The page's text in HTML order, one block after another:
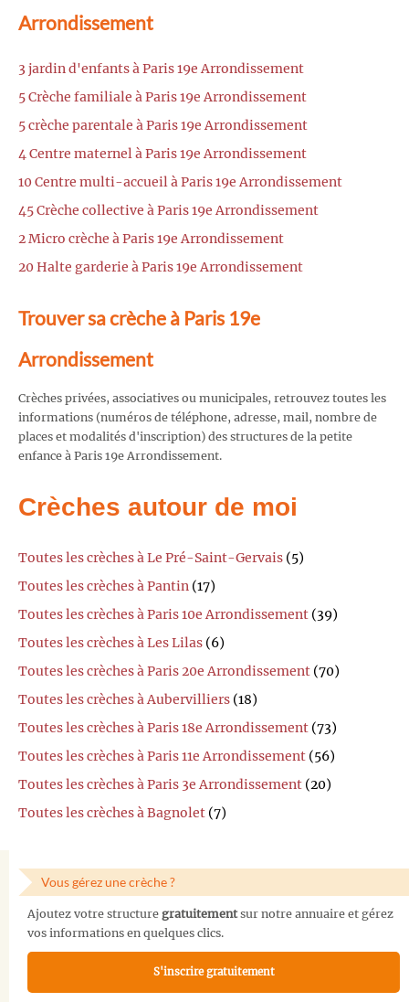
Arrondissement
3 jardin d'enfants à Paris 19e Arrondissement
5 Crèche familiale à Paris 19e Arrondissement
5 crèche parentale à Paris 19e Arrondissement
4 Centre maternel à Paris 19e Arrondissement
10 Centre multi-accueil à Paris 19e Arrondissement
45 Crèche collective à Paris 19e Arrondissement
2 Micro crèche à Paris 19e Arrondissement
20 Halte garderie à Paris 19e Arrondissement
Trouver sa crèche à Paris 19e
Arrondissement
Crèches privées, associatives ou municipales, retrouvez toutes les
informations (numéros de téléphone, adresse, mail, nombre de
places et modalités d'inscription) des structures de la petite
enfance à Paris 19e Arrondissement.
Crèches autour de moi
Toutes les crèches à Le Pré-Saint-Gervais (5)
Toutes les crèches à Pantin (17)
Toutes les crèches à Paris 10e Arrondissement (39)
Toutes les crèches à Les Lilas (6)
Toutes les crèches à Paris 20e Arrondissement (70)
Toutes les crèches à Aubervilliers (18)
Toutes les crèches à Paris 18e Arrondissement (73)
Toutes les crèches à Paris 11e Arrondissement (56)
Toutes les crèches à Paris 3e Arrondissement (20)
Toutes les crèches à Bagnolet (7)
Vous gérez une crèche ?
Ajoutez votre structure gratuitementsur notre annuaire et gérez
vos informations en quelques clics.
S'inscrire gratuitement